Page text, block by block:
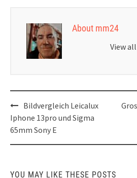
About mm24
View
Post
navigation
Bildvergleich Leicalux
Iphone 13pro und Sigma
65mm Sony E
YOU MAY LIKE THESE POSTS